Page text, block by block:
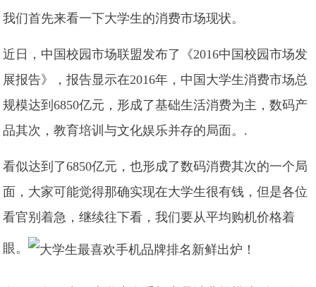
我们首先来看一下大学生的消费市场现状。
近日，中国校园市场联盟发布了《2016中国校园市场发
展报告》，报告显示在2016年，中国大学生消费市场总
规模达到6850亿元，形成了基础生活消费为主，数码产
品其次，教育培训与文化娱乐并存的局面。.
看似达到了6850亿元，也形成了数码消费其次的一个局
面，大家可能觉得那确实现在大学生很有钱，但是各位
看官别着急，继续往下看，我们要从平均购机价格着
眼。